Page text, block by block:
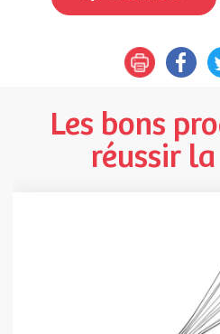
Les bons
réussir